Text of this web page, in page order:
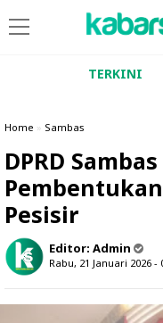
TERKINI
Home » Sambas
DPRD
Pesisir
Editor: Admin
Rabu, 21 Januari 2026 -